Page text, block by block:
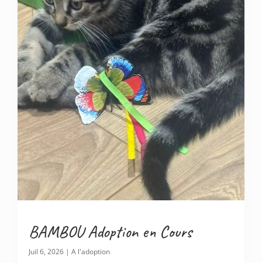
BAMBOU Adoption en Cours
Juil 6, 2026 | A l'adoption